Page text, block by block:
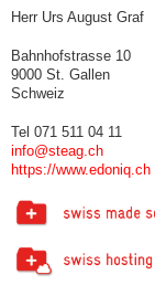
Herr Urs August Graf
Bahnhofstrasse 10
9000 St. Gallen
Schweiz
Tel 071 511 04 11
info@steag.ch
https://www.edoniq.ch